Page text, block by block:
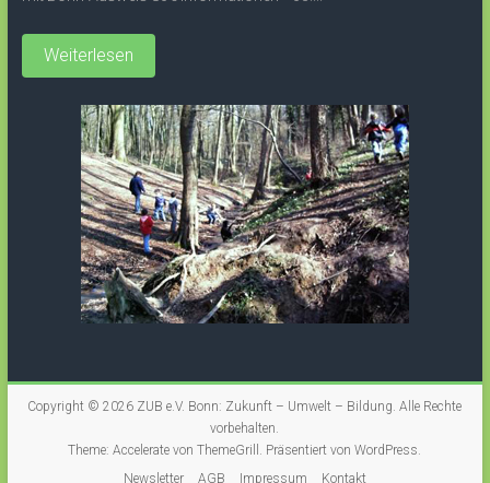
Weiterlesen
Copyright © 2026 ZUB e.V. Bonn: Zukunft – Umwelt – Bildung. Alle Rechte
vorbehalten.
Theme:Accelerate von ThemeGrill. Präsentiert vonWordPress.
Newsletter
AGB Impressum Kontakt